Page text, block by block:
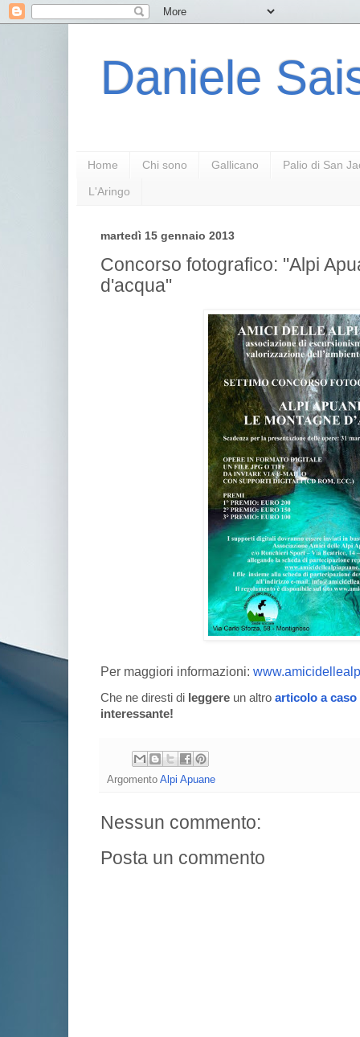
Daniele
Home Chi sono Gallicano Palio di San
L'Aringo
martedì 15 gennaio 2013
Concorso fotografico: "Alpi
d'acqua"
Per maggiori informazioni:
Che ne diresti di leggere un altro articolo a caso
interessante!
Argomento Alpi Apuane
Nessun commento:
Posta un commento